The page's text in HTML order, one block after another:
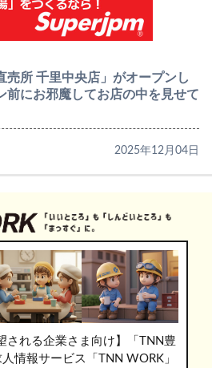
売所 千里中央店」がオープンし
前にお邪魔してお店の中を見せて
2025年12月04日
される企業さま向け】「TNN豊
情報サービス「TNN WORK」